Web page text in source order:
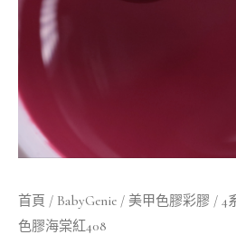
首頁 / BabyGenie / 美甲色膠彩膠 / 4
色膠海棠紅408
數
量